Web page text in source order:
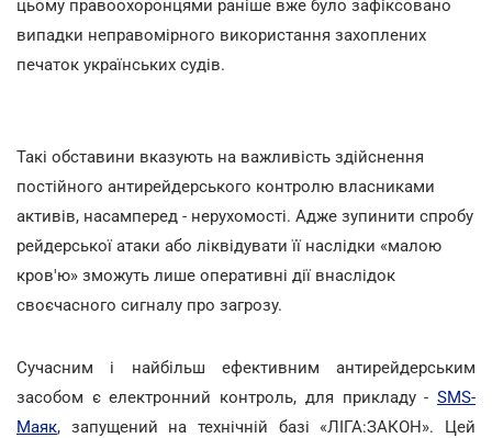
цьому правоохоронцями раніше вже було зафіксовано
випадки неправомірного використання захоплених
печаток українських судів.
Такі обставини вказують на важливість здійснення
постійного антирейдерського контролю власниками
активів, насамперед - нерухомості. Адже зупинити спробу
рейдерської атаки або ліквідувати її наслідки «малою
кров'ю» зможуть лише оперативні дії внаслідок
своєчасного сигналу про загрозу.
Сучасним і найбільш ефективним антирейдерським
засобом є електронний контроль, для прикладу - SMS-
Маяк, запущений на технічній базі «ЛІГА:ЗАКОН». Цей